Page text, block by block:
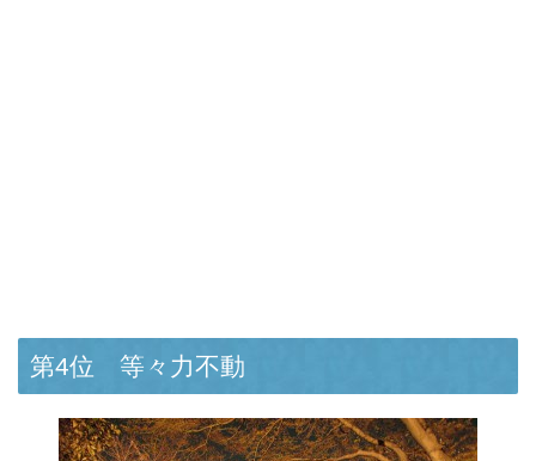
第4位 等々力不動